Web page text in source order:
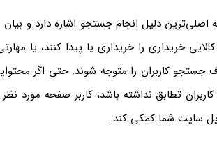
دلیل انجام جستجو اشاره دارد و
کالایی خریداری را خریداری یا پیدا کنند، یا
جستجو کاربران را متوجه شوند. حتی اگر
تطابق نداشته باشد، کاربر صفحه مورد
سایت شما کمکی کند.